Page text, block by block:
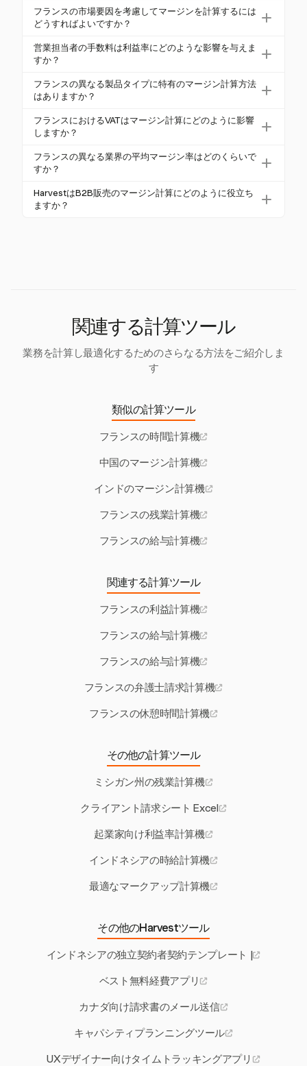
フランスのB2B販売におけるマージン計算機には、
さまざまなVAT率、商業マージンおよび純マージンの
です。また、純利益に大きな影響を与える営業担当
者の手数料も考慮すべきです。
フランスの市場要因を考慮してマージンを計算するには
どうすればよいですか？
フランスでマージンを計算するには、マージン・コ
マーシャルやマージン率（Taux de Marge）などの公
23年の全体の平均マージン率32.9%を考慮し、営業
手数料も純マージンに影響を与える要因として考慮
してください。
営業担当者の手数料は利益率にどのような影響を与えま
すか？
営業担当者の手数料は純利益率を減少させます。例
えば、粗利益が30%の場合、5%の手数料は純マージ
維持するためには、手数料構造と価格設定のバラン
スを取ることが重要です。
フランスの異なる製品タイプに特有のマージン計算方法
はありますか？
はい、異なる業界では特有のマージン率が使用され
ます。例えば、不動産業界は2019年に65.1%のマー
においてTVA sur MargeのようなVAT制度を考慮する
必要があります。
フランスにおけるVATはマージン計算にどのように影響
しますか？
VATは2.1%から20%の範囲で、マージン計算に影響を
与え、コストベースを変更します。TVA sur Marge制
ティークや不動産などのセクターに影響を与えま
す。
フランスの異なる業界の平均マージン率はどのくらいで
すか？
2023年の全体のマージン率は32.9%でした。業界特
有の率には、小売業（20%-30%）や不動産業（2020
HarvestはB2B販売のマージン計算にどのように役立ち
ますか？
関連する計算ツール
業務を計算し最適化するためのさらなる方法をご紹介しま
す
類似の計算ツール
フランスの時間計算機
中国のマージン計算機
インドのマージン計算機
フランスの残業計算機
フランスの給与計算機
関連する計算ツール
フランスの利益計算機
フランスの給与計算機
フランスの給与計算機
フランスの弁護士請求計算機
フランスの休憩時間計算機
その他の計算ツール
ミシガン州の残業計算機
クライアント請求シート Excel
起業家向け利益率計算機
インドネシアの時給計算機
最適なマークアップ計算機
その他のHarvestツール
インドネシアの独立契約者契約テンプレート |
ベスト無料経費アプリ
カナダ向け請求書のメール送信
キャパシティプランニングツール
UXデザイナー向けタイムトラッキングアプリ